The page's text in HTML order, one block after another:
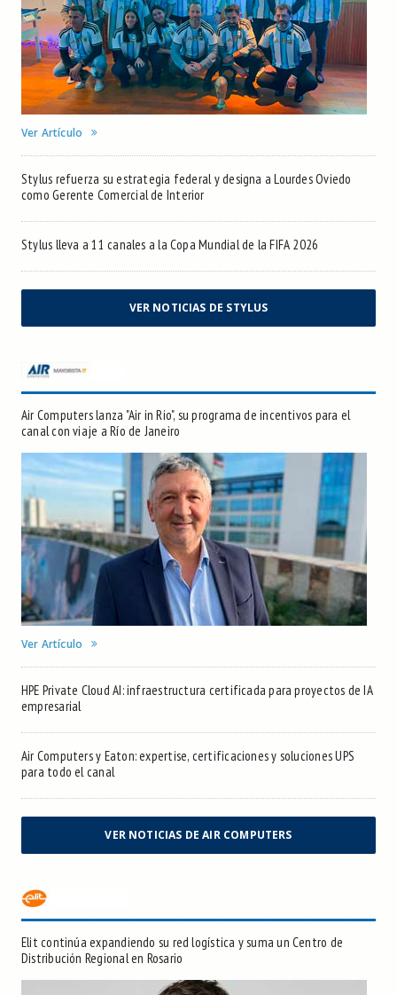
Ver Artículo
Stylus refuerza su estrategia federal y designa a Lourdes Oviedo
como Gerente Comercial de Interior
Stylus lleva a 11 canales a la Copa Mundial de la FIFA 2026
VER NOTICIAS DE STYLUS
Air Computers lanza "Air in Rio", su programa de incentivos para el
canal con viaje a Río de Janeiro
Ver Artículo
HPE Private Cloud AI: infraestructura certificada para proyectos de IA
empresarial
Air Computers y Eaton: expertise, certificaciones y soluciones UPS
para todo el canal
VER NOTICIAS DE AIR COMPUTERS
Elit continúa expandiendo su red logística y suma un Centro de
Distribución Regional en Rosario